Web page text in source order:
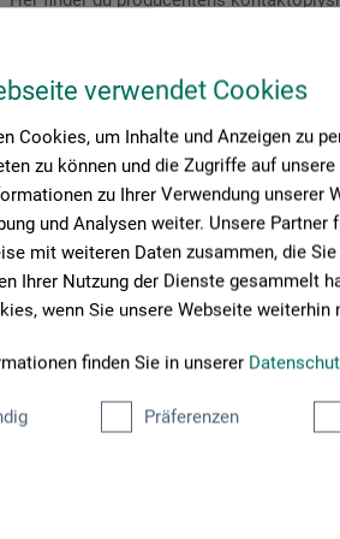
verwendet Cookies
Cookies, um Inhalte und Anzeigen zu
zu können und die Zugriffe auf
zu Ihrer Verwendung unserer
und Analysen weiter. Unsere
mit weiteren Daten zusammen, die
Ihrer Nutzung der Dienste gesammelt
wenn Sie unsere Webseite weiterhin
finden Sie in unserer
Präferenzen
+ innovations